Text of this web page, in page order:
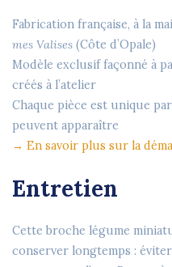
Fabrication française, à la
mes Valises (Côte d’Opale)
Modèle exclusif façonné à
créés à l’atelier
Chaque pièce est unique
peuvent apparaître
→ En savoir plus sur la
Entretien
Cette broche légume
conserver longtemps :